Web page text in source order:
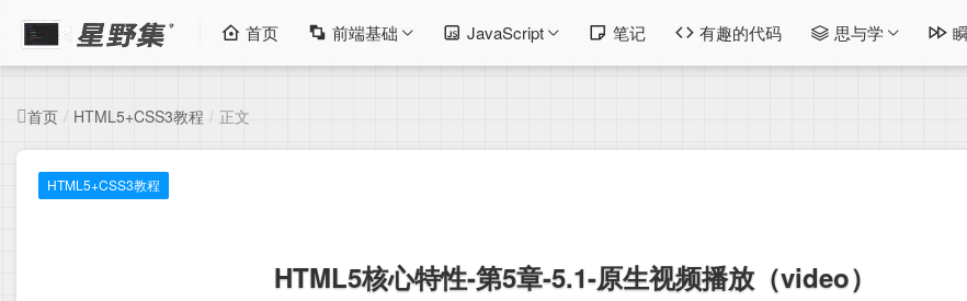
首页 前端基础 JavaScript 笔记 有趣的代码 思与学
首页 / HTML5+CSS3教程 / 正文
HTML5+CSS3教程
HTML5核心特性-第5章-5.1-原生视频播放（video）